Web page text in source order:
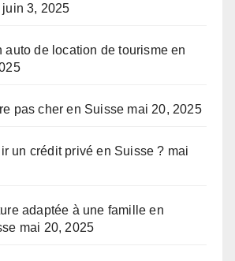
juin 3, 2025
auto de location de tourisme en
pas cher en Suisse mai 20, 2025
un crédit privé en Suisse ? mai
adaptée à une famille en
mai 20, 2025